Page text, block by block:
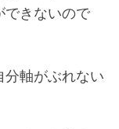
できないので
分軸がぶれない